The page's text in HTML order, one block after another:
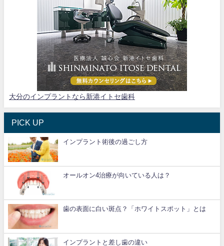
大分のインプラントなら新港イトセ歯科
PICK UP
インプラント術後の過ごし方
オールオン4治療が向いている人は？
歯の表面に白い斑点？「ホワイトスポット」とは
インプラントと差し歯の違い